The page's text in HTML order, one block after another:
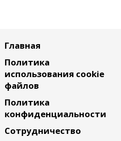
Главная
Политика
использования cookie
файлов
Политика
конфиденциальности
Сотрудничество